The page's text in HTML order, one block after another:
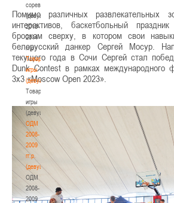
соревнования
(девушки)
2013-
2014
гг.р.
Товарищеские
игры
(девушки)
Товарищеские
игры
(девушки)
ОДМ
2008-
2009
гг.р.
(девушки)
ОДМ
2008-
2009
Помимо различных развлекательных
интерактивов, баскетбольный
броскам сверху, в котором свои
белорусский данкер Сергей Мосур.
текущего года в Сочи Сергей стал
Dunk Contest в рамках международного
3х3 «Moscow Open 2023».